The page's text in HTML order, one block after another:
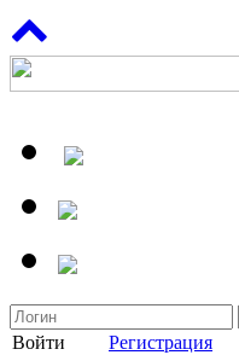
Войти
Регистрация